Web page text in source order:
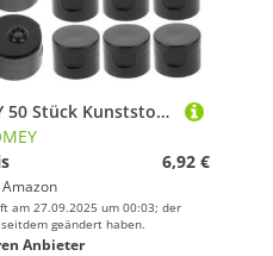
TOBBOMEY 50 Stück Kunststoff Klappdeckel Flaschendeckel Ersatzverschluss für Kosmetikflaschen Gewinde Langlebig und Stabil Geeignet für Lotionen Cremes Einfache Handhabung ohne
6,92 €
Amazon
am 27.09.2025 um 00:03; der
geändert haben.
Anbieter